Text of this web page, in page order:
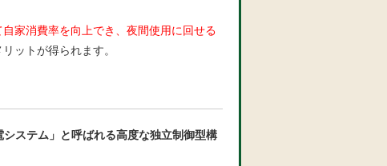
家消費率を向上でき、夜間使用に回せる
リットが得られます。
ステム」と呼ばれる高度な独立制御型構